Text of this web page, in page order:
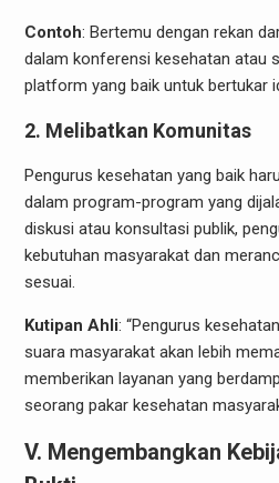
Contoh: Bertemu dengan rekan
dalam konferensi kesehatan atau
platform yang baik untuk bertukar
2. Melibatkan Komunitas
Pengurus kesehatan yang baik
dalam program-program yang
diskusi atau konsultasi publik,
kebutuhan masyarakat dan
sesuai.
Kutipan Ahli: “Pengurus
suara masyarakat akan lebih
memberikan layanan yang
seorang pakar kesehatan
V. Mengembangkan